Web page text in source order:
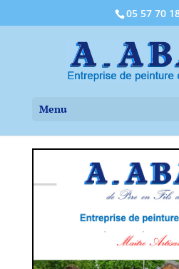
05 57 70